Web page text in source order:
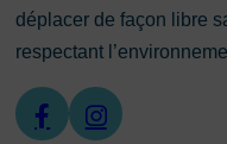
déplacer de façon libre
respectant